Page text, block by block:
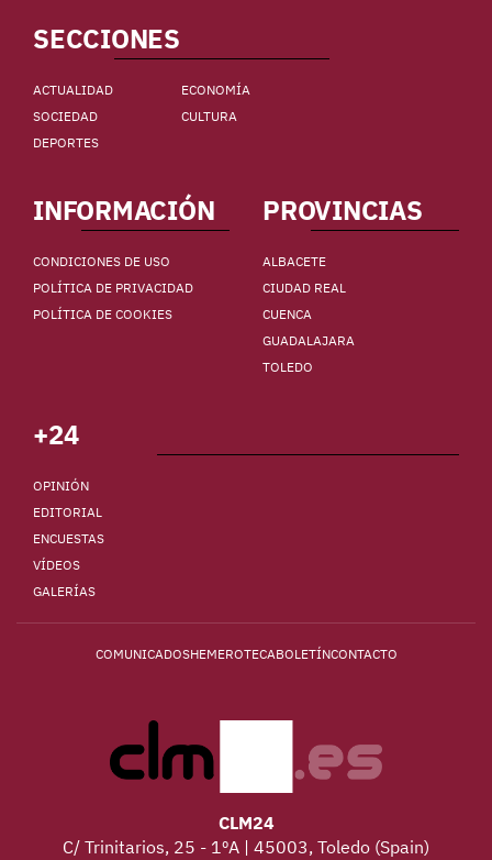
SECCIONES
ACTUALIDAD
ECONOMÍA
SOCIEDAD
CULTURA
DEPORTES
INFORMACIÓN
CONDICIONES DE USO
POLÍTICA DE PRIVACIDAD
POLÍTICA DE COOKIES
PROVINCIAS
ALBACETE
CIUDAD REAL
CUENCA
GUADALAJARA
TOLEDO
+24
OPINIÓN
EDITORIAL
ENCUESTAS
VÍDEOS
GALERÍAS
COMUNICADOSHEMEROTECABOLETÍNCONTACTO
CLM24
C/ Trinitarios, 25 - 1ºA | 45003, Toledo (Spain)